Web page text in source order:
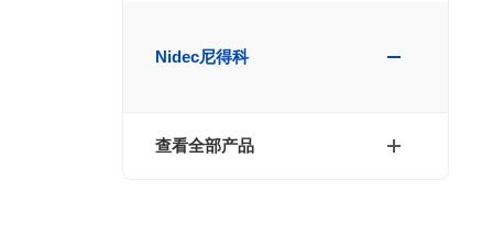
Nidec尼得科
查看全部产品